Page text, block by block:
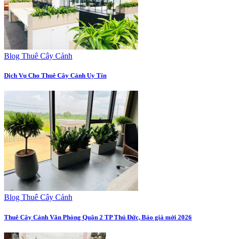
Blog Thuê Cây Cảnh
Dịch Vụ Cho Thuê Cây Cảnh Uy Tín
Blog Thuê Cây Cảnh
Thuê Cây Cảnh Văn Phòng Quận 2 TP Thủ Đức, Báo giá mới 2026